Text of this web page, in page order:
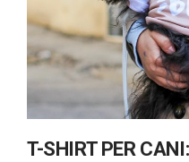
T-SHIRT PER